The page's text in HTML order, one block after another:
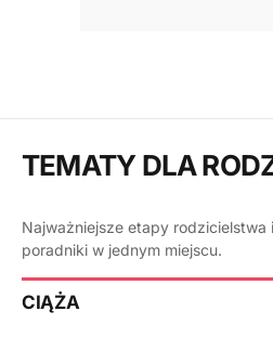
TEMATY DLA
Najważniejsze etapy rodzicielstwa
poradniki w jednym miejscu.
CIĄŻA